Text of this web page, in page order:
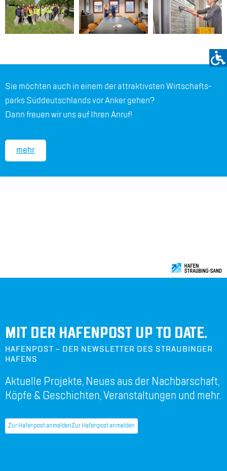
Sie möch­ten auch in ei­nem der at­trak­tivs­ten Wirt­schafts­
parks Süd­deutsch­lands vor An­ker ge­hen?
Dann freu­en wir uns auf Ih­ren An­ruf!
mehr
MIT DER HAFENPOST UP TO DATE.
HAFENPOST – DER NEWSLETTER DES STRAUBINGER
HAFENS
Aktuelle Projekte, Neues aus der Nachbarschaft,
Köpfe & Geschichten, Veranstaltungen und mehr.
Zur Hafenpost anmeldenZur Hafenpost anmelden